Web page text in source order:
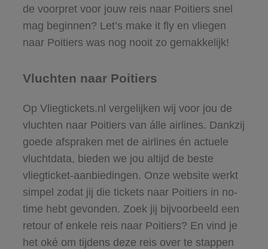
de voorpret voor jouw reis naar Poitiers snel
mag beginnen? Let’s make it fly en vliegen
naar Poitiers was nog nooit zo gemakkelijk!
Vluchten naar Poitiers
Op Vliegtickets.nl vergelijken wij voor jou de
vluchten naar Poitiers van álle airlines. Dankzij
goede afspraken met de airlines én actuele
vluchtdata, bieden we jou altijd de beste
vliegticket-aanbiedingen. Onze website werkt
simpel zodat jij die tickets naar Poitiers in no-
time hebt gevonden. Zoek jij bijvoorbeeld een
retour of enkele reis naar Poitiers? En vind je
het oké om tijdens deze reis over te stappen